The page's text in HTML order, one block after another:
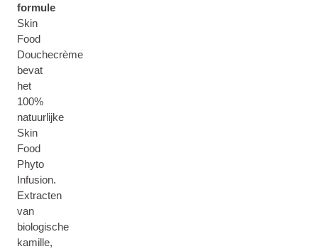
formule
Skin
Food
Douchecrème
bevat
het
100%
natuurlijke
Skin
Food
Phyto
Infusion.
Extracten
van
biologische
kamille,